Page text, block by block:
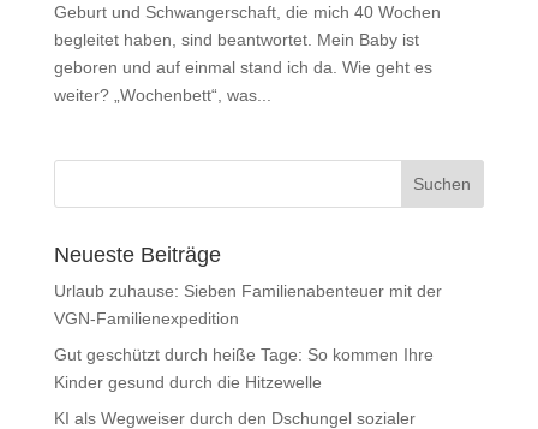
Geburt und Schwangerschaft, die mich 40 Wochen
begleitet haben, sind beantwortet. Mein Baby ist
geboren und auf einmal stand ich da. Wie geht es
weiter? „Wochenbett“, was...
Neueste Beiträge
Urlaub zuhause: Sieben Familienabenteuer mit der
VGN-Familienexpedition
Gut geschützt durch heiße Tage: So kommen Ihre
Kinder gesund durch die Hitzewelle
KI als Wegweiser durch den Dschungel sozialer